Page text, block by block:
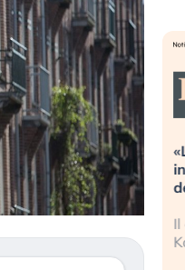
«La mia vita è
in preda al panico dopo
della bolla AI
Il crollo della bolla AI
Kospi, mentre gli